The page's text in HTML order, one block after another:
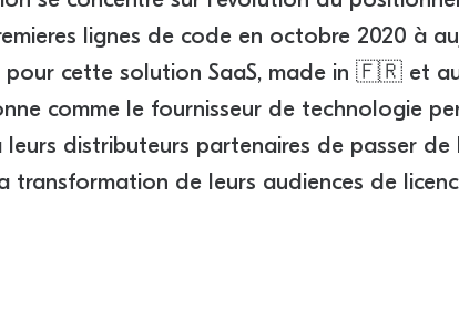
lignes de code en octobre 2020 à
pour cette solution SaaS, made in 🇫🇷 et
comme le fournisseur de technologie
leurs distributeurs partenaires de passer
transformation de leurs audiences de